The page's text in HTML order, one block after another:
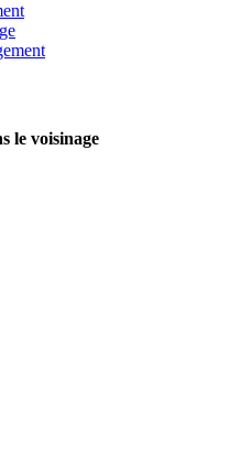
le voisinage